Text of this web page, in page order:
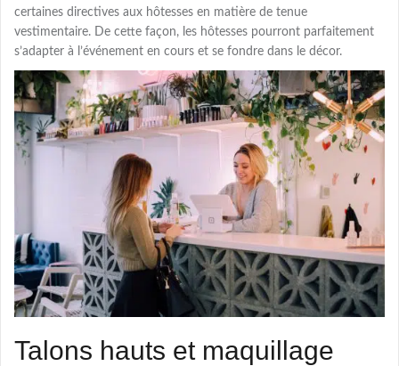
certaines directives aux hôtesses en matière de tenue
vestimentaire. De cette façon, les hôtesses pourront parfaitement
s’adapter à l’événement en cours et se fondre dans le décor.
Talons hauts et maquillage